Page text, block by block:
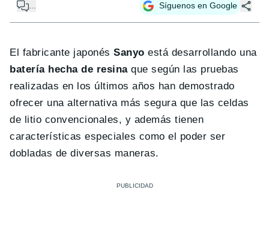
... Síguenos en Google
El fabricante japonésSanyo está desarrollando una
batería hecha de resinaque según las pruebas
realizadas en los últimos años han demostrado
ofrecer una alternativa más segura que las celdas
de litio convencionales, y además tienen
características especiales como el poder ser
dobladas de diversas maneras.